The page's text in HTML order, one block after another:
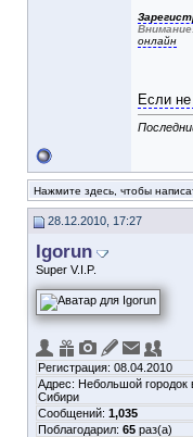
онлайн
Если
Нажмите здесь, чтобы
28.12.2010, 17:27
Igorun
Super V.I.P.
Регистрация: 08.04.2010
Адрес: Небольшой городок
Сибири
Сообщений: 1,035
Поблагодарил: 65 раз(а)